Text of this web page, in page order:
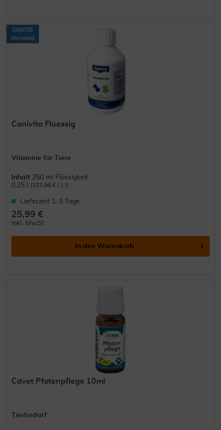
GRATIS
Versand
Canivita Fluessig
Vitamine für Tiere
Inhalt 250 ml Flüssigkeit
0.25 l
(103,96 € / 1 l)
Lieferzeit 1-3 Tage
25,99 €
inkl. MwSt.
In den Warenkorb
Cdvet Pfotenpflege 10ml
Tierbedarf